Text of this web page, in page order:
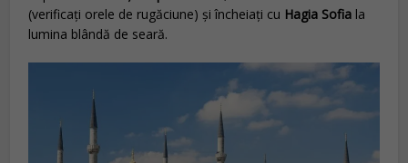
(verificați orele de rugăciune) și încheiați cu Hagia Sofia la
lumina blândă de seară.